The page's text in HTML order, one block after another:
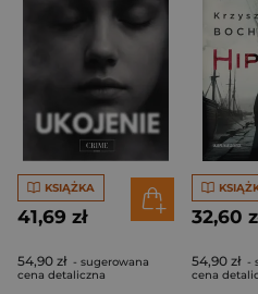
KSIĄŻKA
41,69 zł
54,90 zł - sugerowana
cena detaliczna
32,60
54,90 zł -
cena